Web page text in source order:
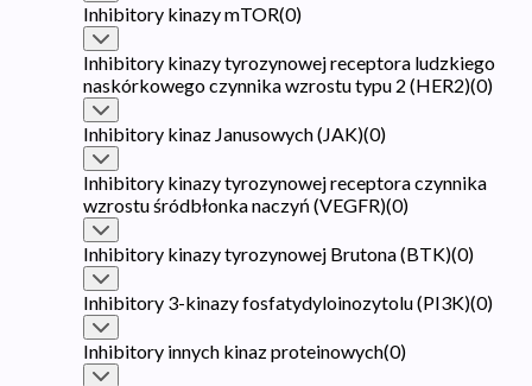
Inhibitory kinazy mTOR(0)
Inhibitory kinazy tyrozynowej receptora ludzkiego
naskórkowego czynnika wzrostu typu 2 (HER2)(0)
Inhibitory kinaz Janusowych (JAK)(0)
Inhibitory kinazy tyrozynowej receptora czynnika
wzrostu śródbłonka naczyń (VEGFR)(0)
Inhibitory kinazy tyrozynowej Brutona (BTK)(0)
Inhibitory 3-kinazy fosfatydyloinozytolu (PI3K)(0)
Inhibitory innych kinaz proteinowych(0)